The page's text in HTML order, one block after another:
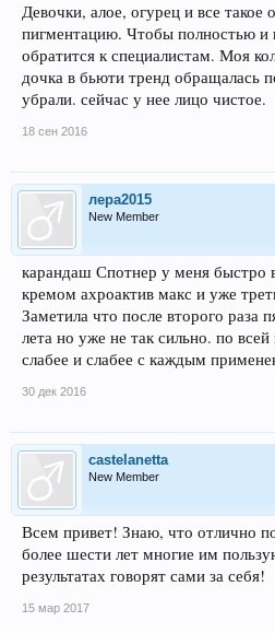
Девочки, алое, огурец и все
пигментацию. Чтобы полностью и
обратится к специалистам. Моя
дочка в бьюти тренд обращалась
убрали. сейчас у нее лицо чистое.
18 сен 2016
лера2015
New Member
карандаш Спотнер у меня быстро
кремом ахроактив макс и уже
Заметила что после второго раза
лета но уже не так сильно. по
слабее и слабее с каждым
30 дек 2016
castelanetta
New Member
Всем привет! Знаю, что отлично
более шести лет многие им
результатах говорят сами за себя!
15 мар 2017